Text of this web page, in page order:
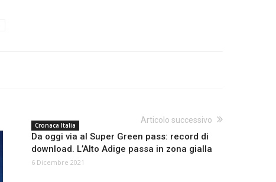
Articolo successivo
Cronaca Italia
Da oggi via al Super Green pass: record di
download. L’Alto Adige passa in zona gialla
6 Dicembre 2021